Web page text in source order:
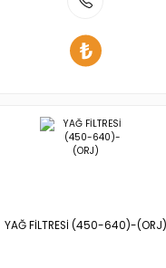
YAĞ FİLTRESİ (450-640)-(ORJ)